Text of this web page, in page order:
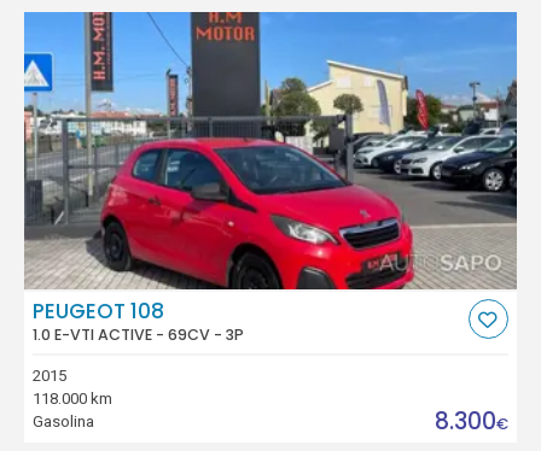
PEUGEOT 108
1.0 E-VTI ACTIVE - 69CV - 3P
2015
118.000 km
Gasolina
8.300€